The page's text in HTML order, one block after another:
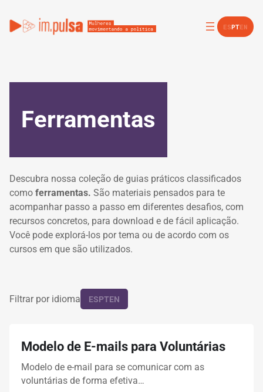
para
ESPTEN
Ferramentas
Descubra nossa coleção de guias práticos classificados
como ferramentas. São materiais pensados para te
acompanhar passo a passo em diferentes desafios, com
recursos concretos, para download e de fácil aplicação.
Você pode explorá-los por tema ou de acordo com os
cursos em que são utilizados.
Filtrar por idioma ESPTEN
Modelo de E-mails para Voluntárias
Modelo de e-mail para se comunicar com as
voluntárias de forma efetiva…